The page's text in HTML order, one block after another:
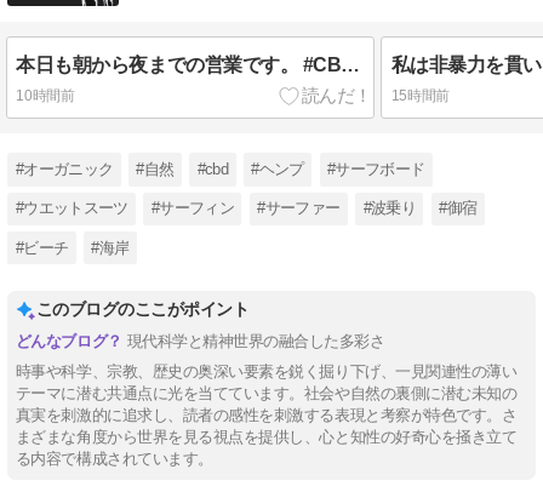
本日も朝から夜までの営業です。 #CBD #うみがめ #サーフィン #御宿 #サーフショップ
10時間前 15時間前
#オーガニック #自然 #cbd #ヘンプ #サーフボード
#ウエットスーツ #サーフィン #サーファー #波乗り #御宿
#ビーチ #海岸
このブログのここがポイント
現代科学と精神世界の融合した多彩さ
時事や科学、宗教、歴史の奥深い要素を鋭く掘り下げ、一見関連性の薄い
テーマに潜む共通点に光を当てています。社会や自然の裏側に潜む未知の
真実を刺激的に追求し、読者の感性を刺激する表現と考察が特色です。さ
まざまな角度から世界を見る視点を提供し、心と知性の好奇心を掻き立て
る内容で構成されています。